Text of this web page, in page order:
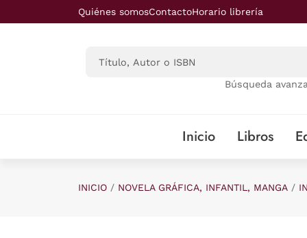
Saltar al contenido principal
Quiénes somosContactoHorario librería
Búsqueda
Inicio Libros
INICIO NOVELA GRÁFICA, INFANTIL, MANGA